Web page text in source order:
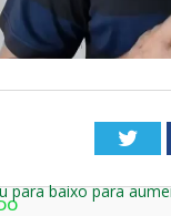
para baixo para